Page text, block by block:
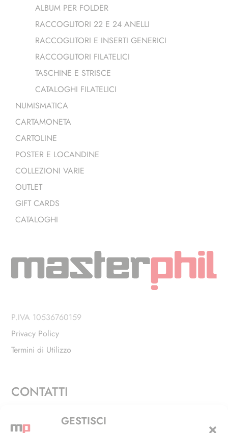
GESTISCI
ALBUM PER FOLDER
RACCOGLITORI 22 E 24 ANELLI
RACCOGLITORI E INSERTI GENERICI
RACCOGLITORI FILATELICI
TASCHINE E STRISCE
CATALOGHI FILATELICI
NUMISMATICA
CARTAMONETA
CARTOLINE
POSTER E LOCANDINE
COLLEZIONI VARIE
OUTLET
GIFT CARDS
CATALOGHI
P.IVA 10536760159
Privacy Policy
Termini di Utilizzo
CONTATTI
Via Alfieri, 27 - Trezzano Sul Naviglio (MI)